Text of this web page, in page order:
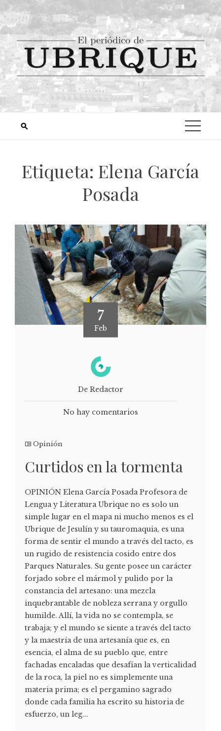
Etiqueta: Elena García
Posada
7
Feb
De Redactor
No hay comentarios
Opinión
Curtidos en la tormenta
OPINIÓN Elena García Posada Profesora de
Lengua y Literatura Ubrique no es solo un
simple lugar en el mapa ni mucho menos es el
Ubrique de Jesulín y su tauromaquia, es una
forma de sentir el mundo a través del tacto, es
un rugido de resistencia cosido entre dos
Parques Naturales. Su gente posee un carácter
forjado sobre el mármol y pulido por la
constancia del artesano: una mezcla
inquebrantable de nobleza serrana y orgullo
humilde. Allí, la vida no se contempla, se
trabaja; y el mundo se siente a través del tacto
y la maestría de una artesanía que es, en
esencia, el alma de su pueblo que, entre
fachadas encaladas que desafían la verticalidad
de la roca, la piel no es simplemente una
materia prima; es el pergamino sagrado
donde cada familia ha escrito su historia de
esfuerzo, un leg...